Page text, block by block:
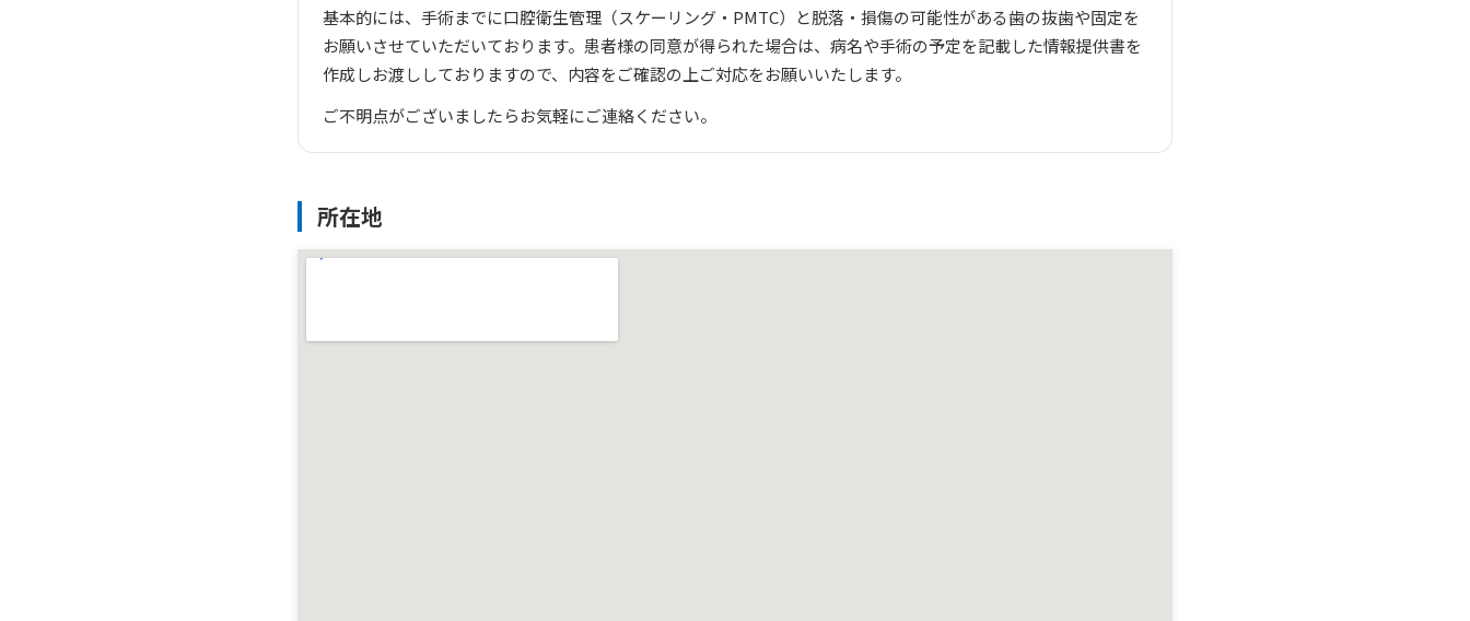
基本的には、手術までに口腔衛生管理（スケーリング・PMTC）と脱落・損傷の可能性がある歯の抜歯や固定を
お願いさせていただいております。患者様の同意が得られた場合は、病名や手術の予定を記載した情報提供書を
作成しお渡ししておりますので、内容をご確認の上ご対応をお願いいたします。
ご不明点がございましたらお気軽にご連絡ください。
所在地